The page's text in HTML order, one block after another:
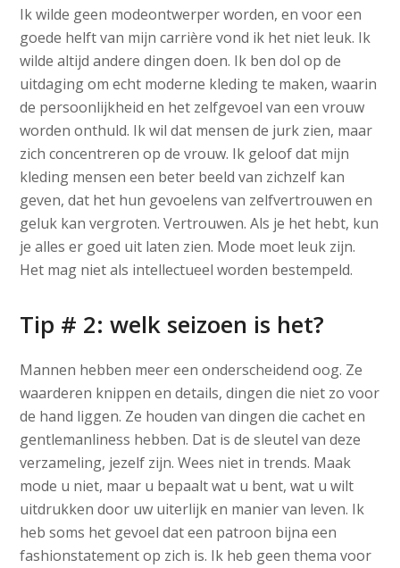
Ik wilde geen modeontwerper worden, en voor een
goede helft van mijn carrière vond ik het niet leuk. Ik
wilde altijd andere dingen doen. Ik ben dol op de
uitdaging om echt moderne kleding te maken, waarin
de persoonlijkheid en het zelfgevoel van een vrouw
worden onthuld. Ik wil dat mensen de jurk zien, maar
zich concentreren op de vrouw. Ik geloof dat mijn
kleding mensen een beter beeld van zichzelf kan
geven, dat het hun gevoelens van zelfvertrouwen en
geluk kan vergroten. Vertrouwen. Als je het hebt, kun
je alles er goed uit laten zien. Mode moet leuk zijn.
Het mag niet als intellectueel worden bestempeld.
Tip # 2: welk seizoen is het?
Mannen hebben meer een onderscheidend oog. Ze
waarderen knippen en details, dingen die niet zo voor
de hand liggen. Ze houden van dingen die cachet en
gentlemanliness hebben. Dat is de sleutel van deze
verzameling, jezelf zijn. Wees niet in trends. Maak
mode u niet, maar u bepaalt wat u bent, wat u wilt
uitdrukken door uw uiterlijk en manier van leven. Ik
heb soms het gevoel dat een patroon bijna een
fashionstatement op zich is. Ik heb geen thema voor